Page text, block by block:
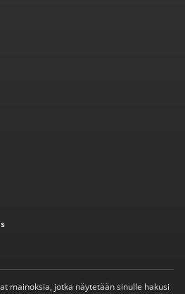
mainoksia, jotka näytetään sinulle hakusi